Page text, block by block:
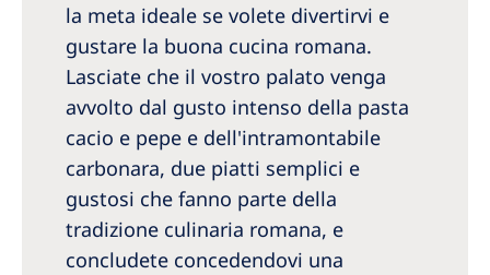
la meta ideale se volete divertirvi e
gustare la buona cucina romana.
Lasciate che il vostro palato venga
avvolto dal gusto intenso della pasta
cacio e pepe e dell'intramontabile
carbonara, due piatti semplici e
gustosi che fanno parte della
tradizione culinaria romana, e
concludete concedendovi una